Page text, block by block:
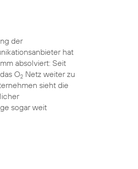
der
hat
absolviert: Seit
O2 Netz weiter zu
sieht die
sogar weit